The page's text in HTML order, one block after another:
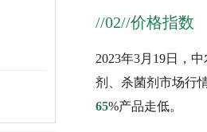
‍//02//价格指数
2023年3月19日，
剂、杀菌剂市场行
65%产品走低。